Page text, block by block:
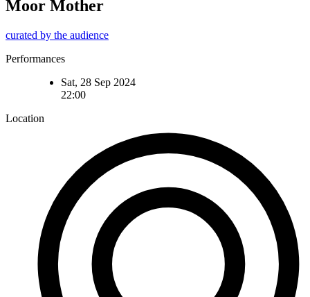
Moor Mother
curated by the audience
Performances
Sat, 28 Sep 2024
22:00
Location